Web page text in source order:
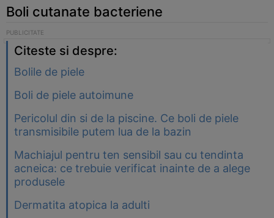
Boli cutanate bacteriene
Citeste si despre:
Bolile de piele
Boli de piele autoimune
Pericolul din si de la piscine. Ce boli de piele
transmisibile putem lua de la bazin
Machiajul pentru ten sensibil sau cu tendinta
acneica: ce trebuie verificat inainte de a alege
produsele
Dermatita atopica la adulti